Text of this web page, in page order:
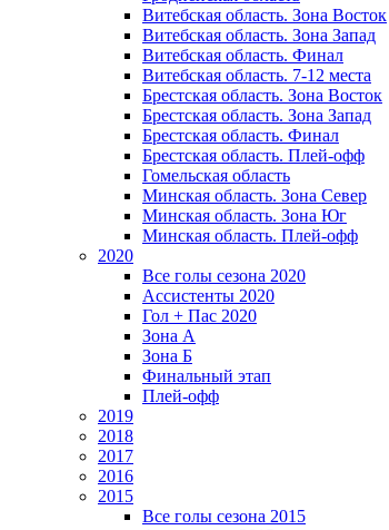
Витебская область. Зона Восток
Витебская область. Зона Запад
Витебская область. Финал
Витебская область. 7-12 места
Брестская область. Зона Восток
Брестская область. Зона Запад
Брестская область. Финал
Брестская область. Плей-офф
Гомельская область
Минская область. Зона Север
Минская область. Зона Юг
Минская область. Плей-офф
2020
Все голы сезона 2020
Ассистенты 2020
Гол + Пас 2020
Зона А
Зона Б
Финальный этап
Плей-офф
2019
2018
2017
2016
2015
Все голы сезона 2015